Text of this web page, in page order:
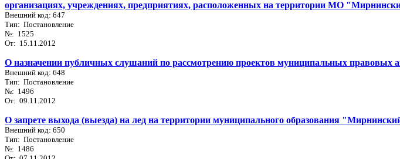
организациях, учреждениях, предприятиях, расположенных на территории МО
Внешний код: 647
Тип: Постановление
№: 1525
От: 15.11.2012
О назначении публичных слушаний по рассмотрению проектов муниципальных
Внешний код: 648
Тип: Постановление
№: 1496
От: 09.11.2012
О запрете выхода (выезда) на лед на территории муниципального образования
Внешний код: 650
Тип: Постановление
№: 1486